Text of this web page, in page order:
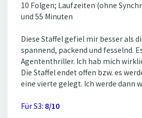
10 Folgen; Laufzeiten (ohne
und 55 Minuten
Diese Staffel gefiel mir besser als
spannend, packend und fesselnd.
Agententhriller. Ich hab mich
Die Staffel endet offen bzw. es
eine vierte gelegt. Ich werde dann
Für S3: 8/10